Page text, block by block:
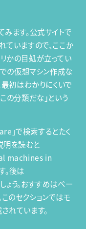
ます。公式サイトで
ていますので、ここか
かの目処が立ってい
の仮想マシン作成な
初はわかりにくいで
の分類だな」という
」で検索するとたく
明を読むと
machines in
。後は
う。おすすめはペー
のセクションではモ
れています。